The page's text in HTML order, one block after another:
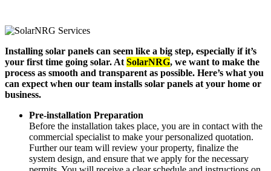
Installing solar panels can seem like a big step, especially if it’s
your first time going solar. At SolarNRG, we want to make the
process as smooth and transparent as possible. Here’s what you
can expect when our team installs solar panels at your home or
business.
Pre-installation Preparation
Before the installation takes place, you are in contact with the
commercial specialist to make your personalized quotation.
Further our team will review your property, finalize the
system design, and ensure that we apply for the necessary